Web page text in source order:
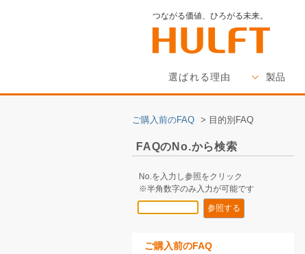
つながる価値、ひろがる未来。
選ばれる理由 製品
ご購入前のFAQ > 目的別FAQ
FAQのNo.から検索
No.を入力し参照をクリック
※半角数字のみ入力が可能です
ご購入前のFAQ